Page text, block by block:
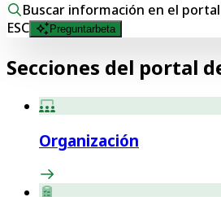
Buscar información en el
ESC
Preguntarbeta
Secciones del portal
Organización